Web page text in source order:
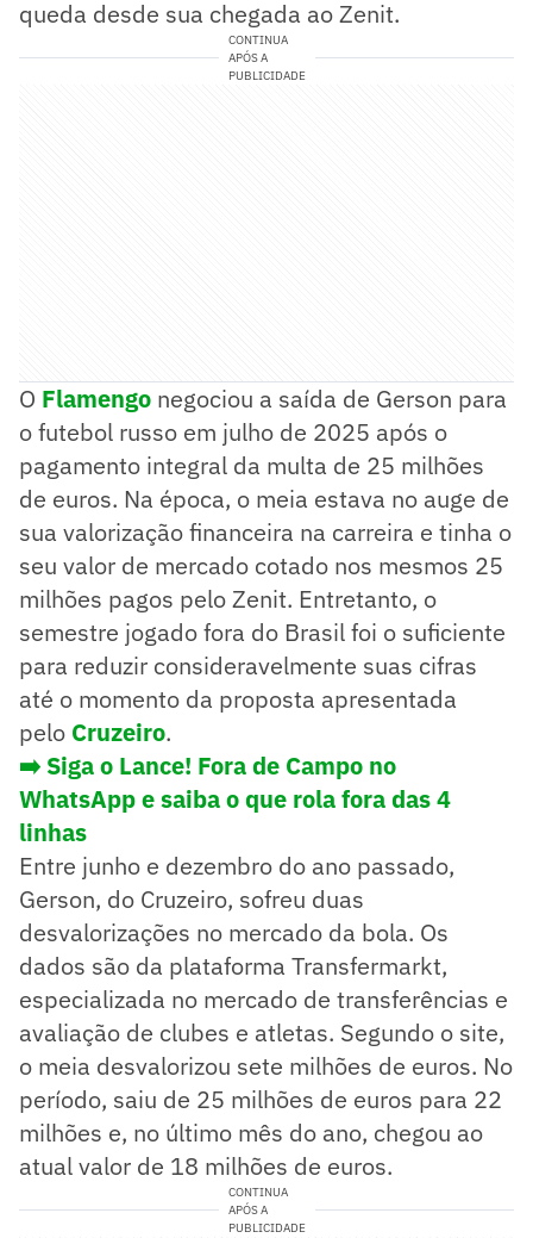
queda desde sua chegada ao Zenit.
CONTINUA
APÓS A
PUBLICIDADE
O Flamengo negociou a saída de Gerson para
o futebol russo em julho de 2025 após o
pagamento integral da multa de 25 milhões
de euros. Na época, o meia estava no auge de
sua valorização financeira na carreira e tinha o
seu valor de mercado cotado nos mesmos 25
milhões pagos pelo Zenit. Entretanto, o
semestre jogado fora do Brasil foi o suficiente
para reduzir consideravelmente suas cifras
até o momento da proposta apresentada
pelo Cruzeiro.
➡️ Siga o Lance! Fora de Campo no
WhatsApp e saiba o que rola fora das 4
linhas
Entre junho e dezembro do ano passado,
Gerson, do Cruzeiro, sofreu duas
desvalorizações no mercado da bola. Os
dados são da plataforma Transfermarkt,
especializada no mercado de transferências e
avaliação de clubes e atletas. Segundo o site,
o meia desvalorizou sete milhões de euros. No
período, saiu de 25 milhões de euros para 22
milhões e, no último mês do ano, chegou ao
atual valor de 18 milhões de euros.
CONTINUA
APÓS A
PUBLICIDADE